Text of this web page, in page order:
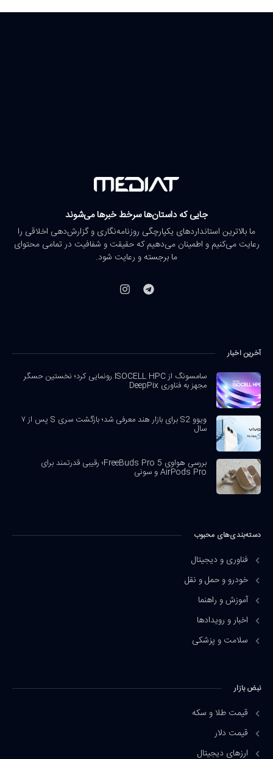
جایی که داستان‌ها سرخط خبرها می‌شوند
ما بالاترین استانداردهای یکپارچگی روزنامه‌نگاری و گزارش‌دهی اخلاقی را
رعایت می‌کنیم و اطمینان می‌دهیم که حقیقت و شفافیت در تمامی محتوای
ما برجسته و رعایت شود.
آخرین اخبار
سامسونگ از ISOCELL HPC رونمایی کرد؛ نخستین حسگر
مجهز به فناوری DeepPix
ویوو S2 برای بازار هند معرفی شد؛ بازگشت سری S پس از ۷
سال
بررسی هواوی FreeBuds Pro 5؛ رقیبی قدرتمند برای
AirPods Pro و سونی
دسته‌بندی‌های محبوب
فناوری و دیجیتال
خودرو و حمل و نقل
آموزش و راهنما
اخبار و رویدادها
سلامت و پزشکی
نبض بازار
قیمت طلا و سکه
قیمت دلار
ارزهای دیجیتال